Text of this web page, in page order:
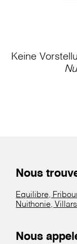
Keine
Nous
Equilibre,
Nuithonie,
Nous